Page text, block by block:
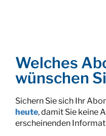
Welches
wünschen
Sichern Sie sich Ihr
heute, damit Sie keine
erscheinenden